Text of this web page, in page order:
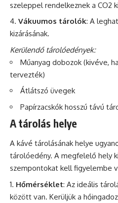
szeleppel rendelkeznek a CO2
Vákuumos tárolók: A
kizárásának.
Kerülendő tárolóedények:
Műanyag dobozok (kivéve,
tervezték)
Átlátszó üvegek
Papírzacskók hosszú távú
A tárolás helye
A kávé tárolásának helye
tárolóedény. A megfelelő hely
szempontokat kell figyelembe
Hőmérséklet: Az ideális
között van. Kerüljük a